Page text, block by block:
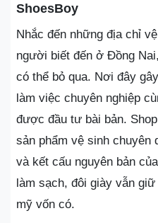
ShoesBoy
Nhắc đến những địa chỉ
người biết đến ở Đồng
có thể bỏ qua. Nơi đây
làm việc chuyên nghiệp
được đầu tư bài bản.
sản phẩm vệ sinh chuyên
và kết cấu nguyên bản
làm sạch, đôi giày vẫn
mỹ vốn có.